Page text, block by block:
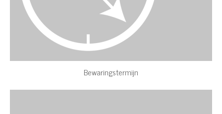
Bewaringstermijn